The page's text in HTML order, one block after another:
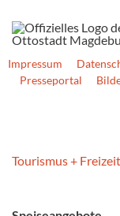
Impressum
Presseportal
Tourismus + Freizeit